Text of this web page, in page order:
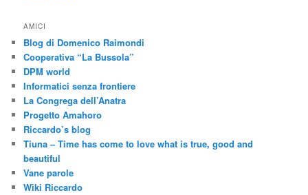
AMICI
Blog di Domenico Raimondi
Cooperativa “La Bussola”
DPM world
Informatici senza frontiere
La Congrega dell’Anatra
Progetto Amahoro
Riccardo’s blog
Tiuna – Time has come to love what is true, good and
beautiful
Vane parole
Wiki Riccardo